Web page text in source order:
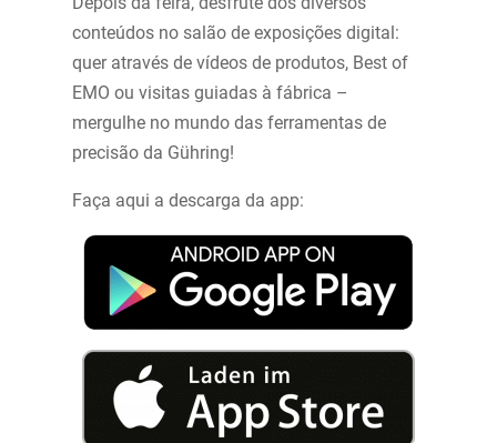
conteúdos no salão de exposições digital:
quer através de vídeos de produtos, Best of
EMO ou visitas guiadas à fábrica –
mergulhe no mundo das ferramentas de
precisão da Gühring!
Faça aqui a descarga da app: